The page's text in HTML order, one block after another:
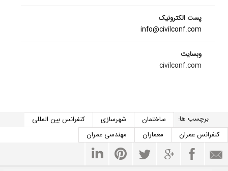
پست الکترونیک
info@civilconf.com
وبسایت
civilconf.com
برچسب ها: ساختمان شهرسازی
کنفرانس بین المللی
کنفرانس عمران
معماران مهندسی عمران